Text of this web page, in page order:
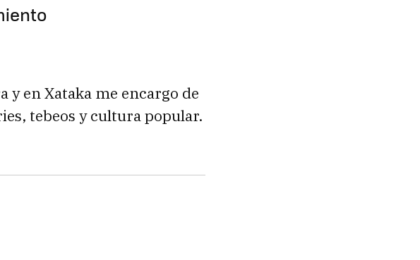
en Xataka me encargo de
tebeos y cultura popular.